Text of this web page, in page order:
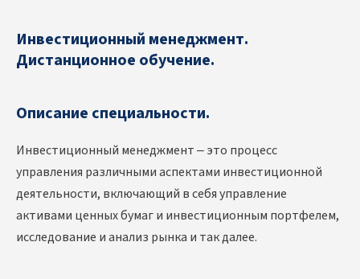
Инвестиционный менеджмент.
Дистанционное обучение.
Описание специальности.
Инвестиционный менеджмент – это процесс
управления различными аспектами инвестиционной
деятельности, включающий в себя управление
активами ценных бумаг и инвестиционным портфелем,
исследование и анализ рынка и так далее.